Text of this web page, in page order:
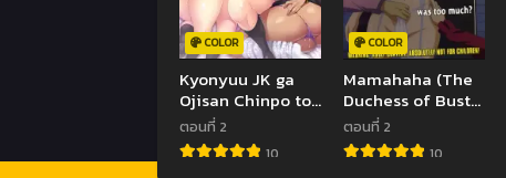
COLOR
Kyonyuu JK ga
Ojisan Chinpo to
Jupo Jupo
Iyarashii Sex
Shitemasu. ตอน
ตอนที่ 2
10
COLOR
Mamahaha (The
Duchess of Busty
Mounds) ตอนที่ 1-2
ซับไทย (จบ)
ตอนที่ 2
10